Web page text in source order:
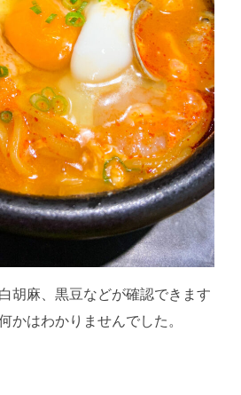
胡麻、黒豆などが確認できます
かはわかりませんでした。